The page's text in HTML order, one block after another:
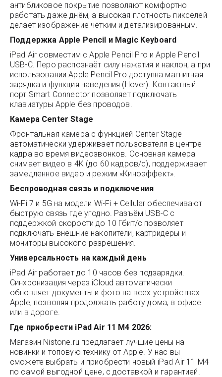
антибликовое покрытие позволяют комфортно
работать даже днём, а высокая плотность пикселей
делает изображение чётким и детализированным.
Поддержка Apple Pencil и Magic Keyboard
iPad Air совместим с Apple Pencil Pro и Apple Pencil
USB-C. Перо распознаёт силу нажатия и наклон, а при
использовании Apple Pencil Pro доступна магнитная
зарядка и функция наведения (Hover). Контактный
порт Smart Connector позволяет подключать
клавиатуры Apple без проводов.
Камера Center Stage
Фронтальная камера с функцией Center Stage
автоматически удерживает пользователя в центре
кадра во время видеозвонков. Основная камера
снимает видео в 4K (до 60 кадров/с), поддерживает
замедленное видео и режим «Киноэффект».
Беспроводная связь и подключения
Wi-Fi 7 и 5G на модели Wi-Fi + Cellular обеспечивают
быструю связь где угодно. Разъём USB-C с
поддержкой скорости до 10 Гбит/с позволяет
подключать внешние накопители, картридеры и
мониторы высокого разрешения.
Универсальность на каждый день
iPad Air работает до 10 часов без подзарядки.
Синхронизация через iCloud автоматически
обновляет документы и фото на всех устройствах
Apple, позволяя продолжать работу дома, в офисе
или в дороге.
Где приобрести iPad Air 11 M4 2026:
Магазин Nistone.ru предлагает лучшие цены на
новинки и топовую технику от Apple. У нас вы
сможете выбрать и приобрести новый iPad Air 11 M4
по самой выгодной цене, с доставкой и гарантией.